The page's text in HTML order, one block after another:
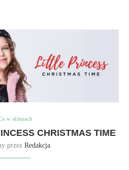
w sklepach
CHRISTMAS TIME
przez Redakcja